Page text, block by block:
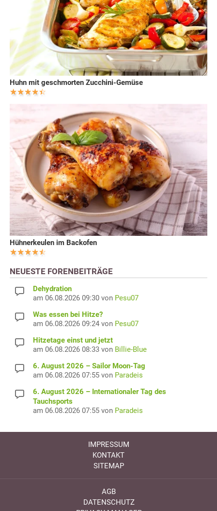
Huhn mit geschmorten Zucchini-Gemüse
Hühnerkeulen im Backofen
NEUESTE FORENBEITRÄGE
Dehydration
am 06.08.2026 09:30 von Pesu07
Was essen bei Hitze?
am 06.08.2026 09:24 von Pesu07
Hitzetage einst und jetzt
am 06.08.2026 08:33 von Billie-Blue
6. August 2026 – Sailor Moon-Tag
am 06.08.2026 07:55 von Paradeis
6. August 2026 – Internationaler Tag des
Tauchsports
am 06.08.2026 07:55 von Paradeis
IMPRESSUM
KONTAKT
SITEMAP
AGB
DATENSCHUTZ